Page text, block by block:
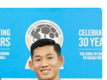
NAM
TÁM, KHÚC THANH